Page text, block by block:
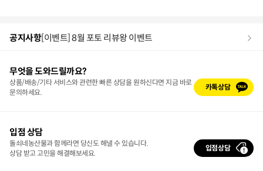
공지사항[공지사항] 2026년 제헌절 배송/휴무 안내
무엇을 도와드릴까요?
상품/배송/기타 서비스와 관련한 빠른 상담을 원하신다면 지금 바로
문의하세요.
카톡상담
입점 상담
돌쇠네농산물과 함께라면 당신도 해낼 수 있습니다.
상담 받고 고민을 해결해보세요.
입점상담